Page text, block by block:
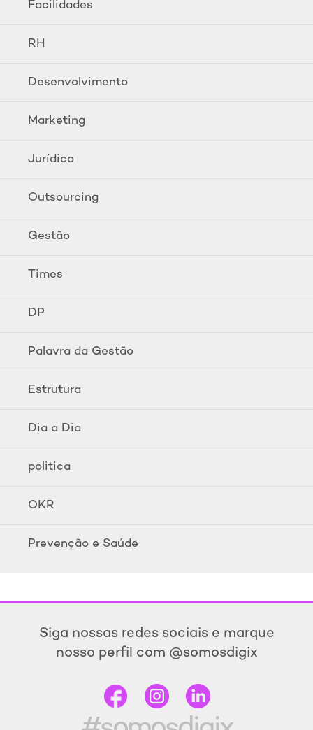
Facilidades
RH
Desenvolvimento
Marketing
Jurídico
Outsourcing
Gestão
Times
DP
Palavra da Gestão
Estrutura
Dia a Dia
politica
OKR
Prevenção e Saúde
Siga nossas redes sociais e marque
nosso perfil com @somosdigix